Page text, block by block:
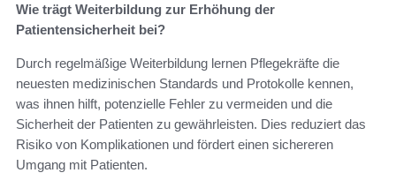
Wie trägt Weiterbildung zur Erhöhung der
Patientensicherheit bei?
Durch regelmäßige Weiterbildung lernen Pflegekräfte die
neuesten medizinischen Standards und Protokolle kennen,
was ihnen hilft, potenzielle Fehler zu vermeiden und die
Sicherheit der Patienten zu gewährleisten. Dies reduziert das
Risiko von Komplikationen und fördert einen sichereren
Umgang mit Patienten.